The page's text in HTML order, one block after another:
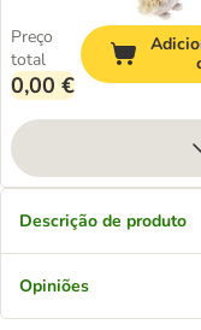
Preço
total
0,00 €
Descrição de produto
Opiniões